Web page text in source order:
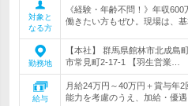
対象と
なる方
《経験・年齢不問！》年収
働きたい方もぜひ。現場は、
勤務地
【本社】 群馬県館林市北成島
市常見町2-17-1 【羽生営業…
給与
月給24万円～40万円＋賞与年
能力を考慮のうえ、加給・優